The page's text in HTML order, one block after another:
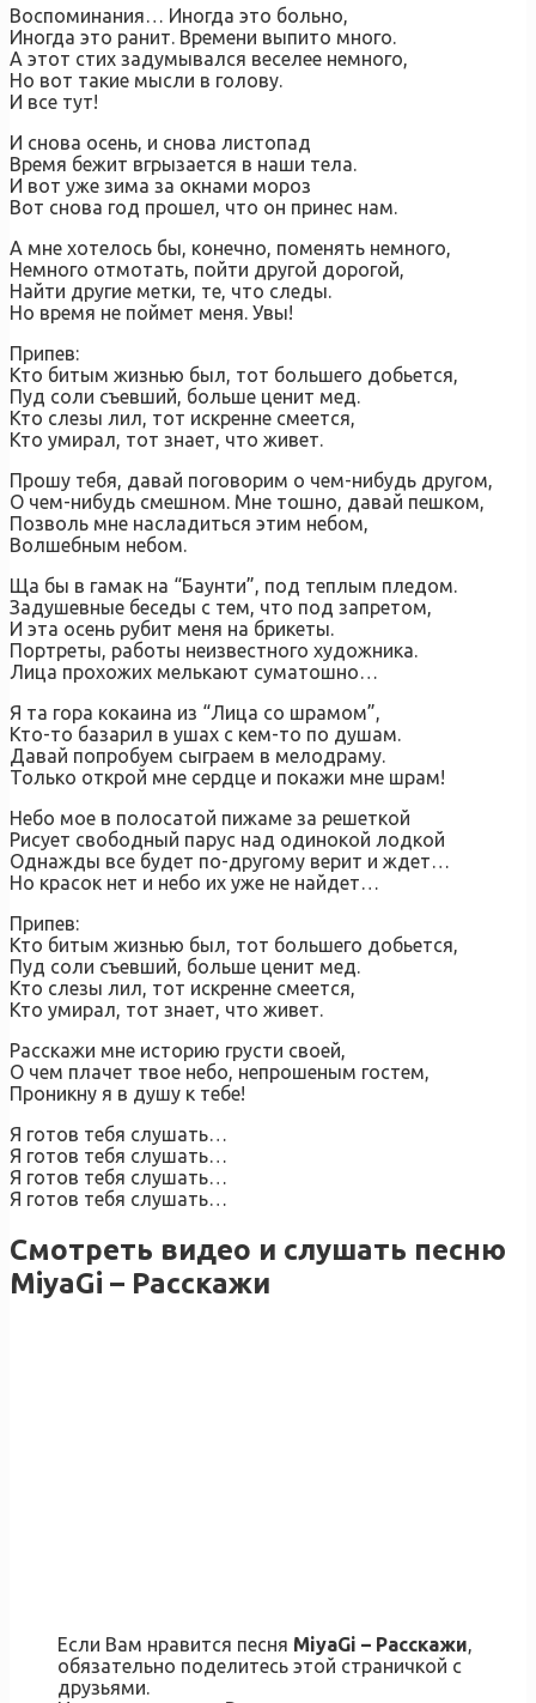
Воспоминания… Иногда это больно,
Иногда это ранит. Времени выпито много.
А этот стих задумывался веселее немного,
Но вот такие мысли в голову.
И все тут!
И снова осень, и снова листопад
Время бежит вгрызается в наши тела.
И вот уже зима за окнами мороз
Вот снова год прошел, что он принес нам.
А мне хотелось бы, конечно, поменять немного,
Немного отмотать, пойти другой дорогой,
Найти другие метки, те, что следы.
Но время не поймет меня. Увы!
Припев:
Кто битым жизнью был, тот большего добьется,
Пуд соли съевший, больше ценит мед.
Кто слезы лил, тот искренне смеется,
Кто умирал, тот знает, что живет.
Прошу тебя, давай поговорим о чем-нибудь другом,
О чем-нибудь смешном. Мне тошно, давай пешком,
Позволь мне насладиться этим небом,
Волшебным небом.
Ща бы в гамак на “Баунти”, под теплым пледом.
Задушевные беседы с тем, что под запретом,
И эта осень рубит меня на брикеты.
Портреты, работы неизвестного художника.
Лица прохожих мелькают суматошно…
Я та гора кокаина из “Лица со шрамом”,
Кто-то базарил в ушах с кем-то по душам.
Давай попробуем сыграем в мелодраму.
Только открой мне сердце и покажи мне шрам!
Небо мое в полосатой пижаме за решеткой
Рисует свободный парус над одинокой лодкой
Однажды все будет по-другому верит и ждет…
Но красок нет и небо их уже не найдет…
Припев:
Кто битым жизнью был, тот большего добьется,
Пуд соли съевший, больше ценит мед.
Кто слезы лил, тот искренне смеется,
Кто умирал, тот знает, что живет.
Расскажи мне историю грусти своей,
О чем плачет твое небо, непрошеным гостем,
Проникну я в душу к тебе!
Я готов тебя слушать…
Я готов тебя слушать…
Я готов тебя слушать…
Я готов тебя слушать…
Смотреть видео и слушать песню
MiyaGi – Расскажи
Если Вам нравится песня MiyaGi – Расскажи,
обязательно поделитесь этой страничкой с
друзьями.